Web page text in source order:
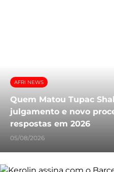
AFRI NEWS
Quem Matou Tupac
julgamento e novo
respostas em 2026
05/08/2026